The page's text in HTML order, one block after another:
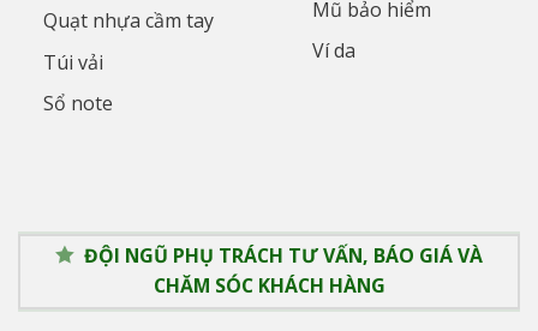
Quạt nhựa cầm tay
Túi vải
Sổ note
Mũ bảo hiểm
Ví da
ĐỘI NGŨ PHỤ TRÁCH TƯ VẤN, BÁO GIÁ VÀ
CHĂM SÓC KHÁCH HÀNG